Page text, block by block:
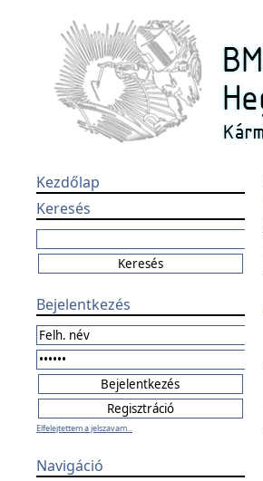
Kezdőlap
Keresés
Bejelentkezés
Elfelejtettem a jelszavam...
Navigáció